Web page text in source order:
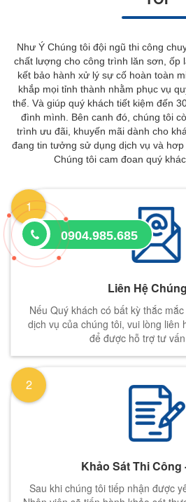
Như Ý Chúng tôi đội ngũ thi công
chất lượng cho công trình lăn sơn, ốp
kết bảo hành xử lý sự cố hoàn toàn
khắp mọi tỉnh thành nhằm phục vụ
thể. Và giúp quý khách tiết kiệm đến
đình mình. Bên canh đó, chúng tôi
trình ưu đãi, khuyến mãi dành cho
đang tin tưởng sử dụng dịch vụ và
Chúng tôi cam đoan quý
Liên Hệ
Nếu Quý khách có bất kỳ thắc
dịch vụ của chúng tôi, vui lòng liên
để được hỗ trợ tư
1
Khảo Sát Thi Công
Sau khi chúng tôi tiếp nhận được
2
0904.985.685